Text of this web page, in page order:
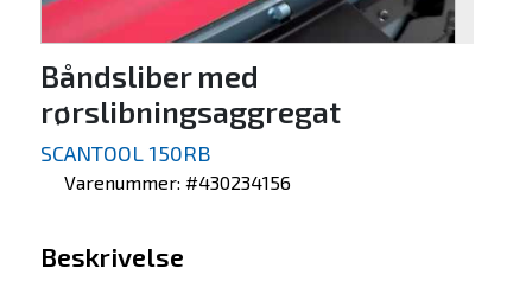
Båndsliber med
rørslibningsaggregat
SCANTOOL 150RB
Varenummer: #430234156
Beskrivelse